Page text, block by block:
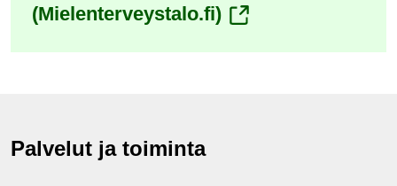
(Mielenterveystalo.fi)(siirryt
Palvelut ja toiminta